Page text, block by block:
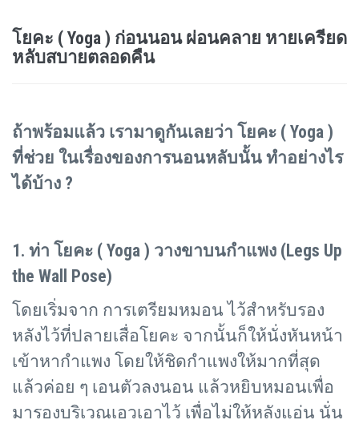
โยคะ ( Yoga ) ก่อนนอน ผ่อนคลาย หายเครียด
หลับสบายตลอดคืน
ถ้าพร้อมแล้ว เรามาดูกันเลยว่า โยคะ ( Yoga )
ที่ช่วย ในเรื่องของการนอนหลับนั้น ทำอย่างไร
ได้บ้าง ?
1. ท่า โยคะ ( Yoga ) วางขาบนกำแพง (Legs Up
the Wall Pose)
โดยเริ่มจาก การเตรียมหมอน ไว้สำหรับรอง
หลังไว้ที่ปลายเสื่อโยคะ จากนั้นก็ให้นั่งหันหน้า
เข้าหากำแพง โดยให้ชิดกำแพงให้มากที่สุด
แล้วค่อย ๆ เอนตัวลงนอน แล้วหยิบหมอนเพื่อ
มารองบริเวณเอวเอาไว้ เพื่อไม่ให้หลังแอ่น นั่น